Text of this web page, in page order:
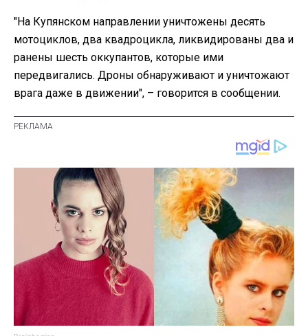
"На Купянском направлении уничтожены десять
мотоциклов, два квадроцикла, ликвидированы два и
ранены шесть оккупантов, которые ими
передвигались. Дроны обнаруживают и уничтожают
врага даже в движении", – говорится в сообщении.